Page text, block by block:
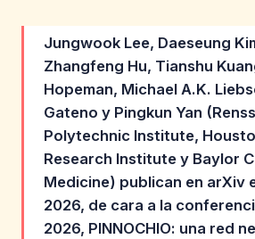
Jungwook Lee, Daeseung
Zhangfeng Hu, Tianshu
Hopeman, Michael A.K.
Gateno y Pingkun Yan
Polytechnic Institute,
Research Institute y Baylor
Medicine) publican en arXiv
2026, de cara a la
2026, PINNOCHIO: una red